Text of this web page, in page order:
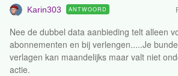
Karin303 ANTWOORD
Nee de dubbel data aanbieding telt alleen
abonnementen en bij verlengen.....Je
verlagen kan maandelijks maar valt niet
actie.